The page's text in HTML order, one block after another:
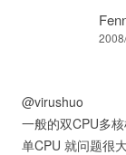
@virushuo
一般的双CPU多
单CPU 就问题很